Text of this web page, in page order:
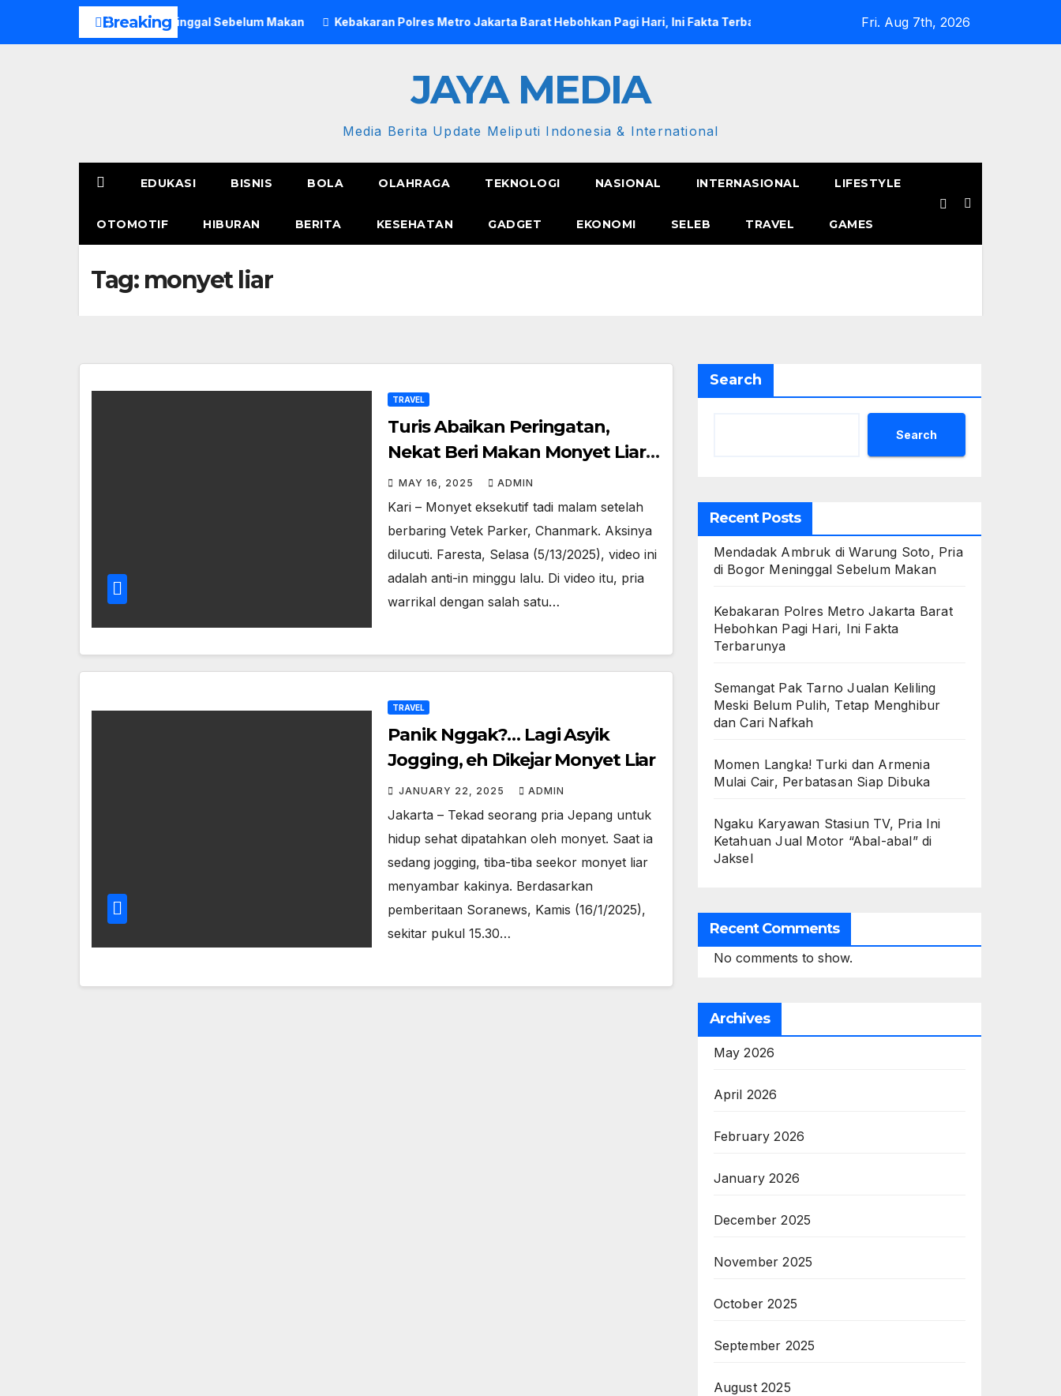
Breaking
Pria di Bogor Meninggal Sebelum Makan Kebakaran Polres Metro Jakarta Barat Hebohkan Pagi Hari, Ini Fakta Terbarunya Semangat Pak Tarno Jualan Keliling Meski Belum
Fri. Aug 7th, 2026
JAYA MEDIA
Media Berita Update Meliputi Indonesia & International
EDUKASI BISNIS BOLA OLAHRAGA TEKNOLOGI NASIONAL INTERNASIONAL LIFESTYLE
OTOMOTIF HIBURAN BERITA KESEHATAN GADGET EKONOMI SELEB TRAVEL GAMES
Tag: monyet liar
TRAVEL
Turis Abaikan Peringatan,
Nekat Beri Makan Monyet Liar
di Phi Phi Island
MAY 16, 2025 ADMIN
Kari – Monyet eksekutif tadi malam setelah
berbaring Vetek Parker, Chanmark. Aksinya
dilucuti. Faresta, Selasa (5/13/2025), video ini
adalah anti-in minggu lalu. Di video itu, pria
warrikal dengan salah satu…
TRAVEL
Panik Nggak?… Lagi Asyik
Jogging, eh Dikejar Monyet Liar
JANUARY 22, 2025 ADMIN
Jakarta – Tekad seorang pria Jepang untuk
hidup sehat dipatahkan oleh monyet. Saat ia
sedang jogging, tiba-tiba seekor monyet liar
menyambar kakinya. Berdasarkan
pemberitaan Soranews, Kamis (16/1/2025),
sekitar pukul 15.30…
Search
Search
Recent Posts
Mendadak Ambruk di Warung Soto, Pria
di Bogor Meninggal Sebelum Makan
Kebakaran Polres Metro Jakarta Barat
Hebohkan Pagi Hari, Ini Fakta
Terbarunya
Semangat Pak Tarno Jualan Keliling
Meski Belum Pulih, Tetap Menghibur
dan Cari Nafkah
Momen Langka! Turki dan Armenia
Mulai Cair, Perbatasan Siap Dibuka
Ngaku Karyawan Stasiun TV, Pria Ini
Ketahuan Jual Motor “Abal-abal” di
Jaksel
Recent Comments
No comments to show.
Archives
May 2026
April 2026
February 2026
January 2026
December 2025
November 2025
October 2025
September 2025
August 2025